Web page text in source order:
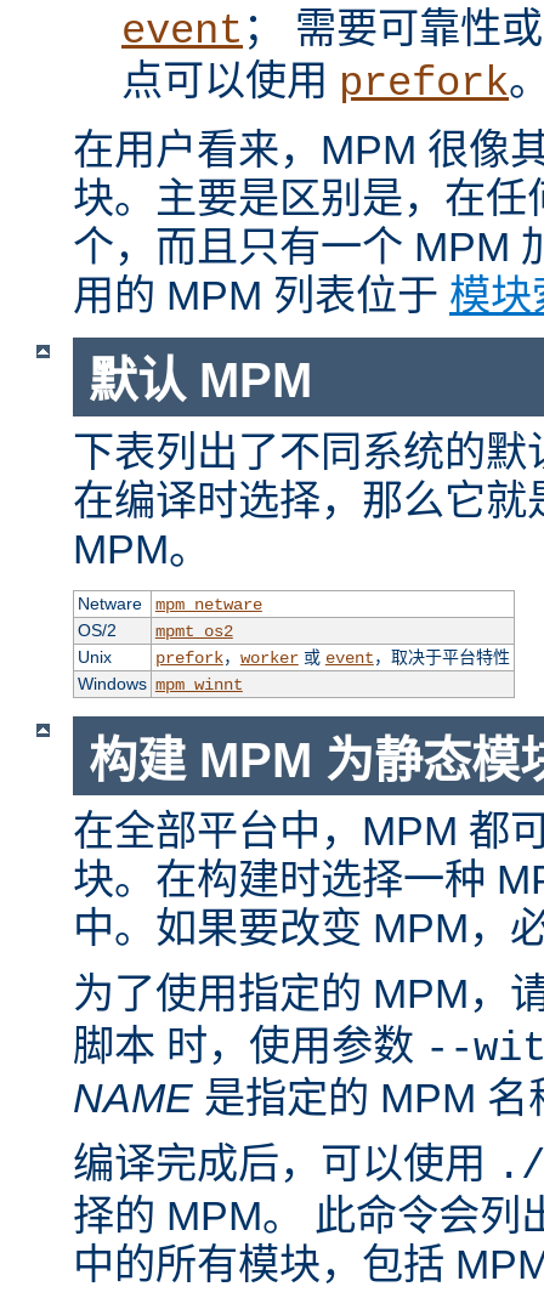
event ； 需要可靠性
点可以使用 prefork
在用户看来，MPM 很像
块。主要是区别是，在任
个，而且只有一个 MPM
用的 MPM 列表位于 模块
默认 MPM
下表列出了不同系统的默
在编译时选择，那么它就
MPM。
Netware
mpm_netware
OS/2
mpmt_os2
Unix
prefork， worker或 event，取决于平台特性
Windows mpm_winnt
构建 MPM 为静态模
在全部平台中，MPM 都
块。在构建时选择一种
中。如果要改变 MPM，
为了使用指定的 MPM，
脚本 时，使用参数 --
NAME 是指定的 MPM 名
编译完成后，可以使用
择的 MPM。 此命令会列
中的所有模块，包括